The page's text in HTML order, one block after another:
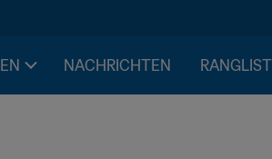
NACHRICHTEN